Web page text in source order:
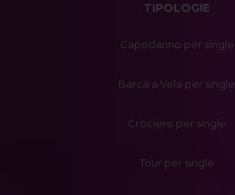
TIPOLOGIE
Capodanno per single
Barca a Vela per single
Crociere per single
Tour per single